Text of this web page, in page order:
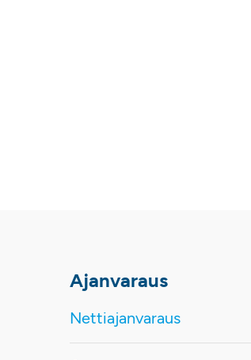
Ajanvaraus
Nettiajanvaraus